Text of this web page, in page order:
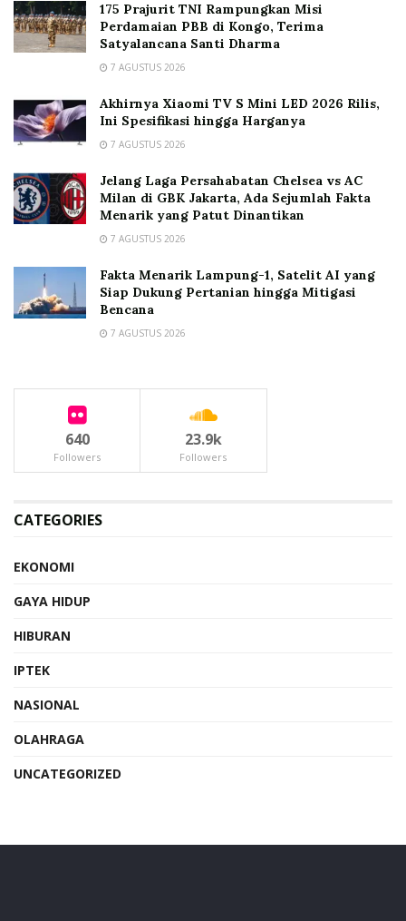
175 Prajurit TNI Rampungkan Misi
Perdamaian PBB di Kongo, Terima
Satyalancana Santi Dharma
7 AGUSTUS 2026
Akhirnya Xiaomi TV S Mini LED 2026 Rilis,
Ini Spesifikasi hingga Harganya
7 AGUSTUS 2026
Jelang Laga Persahabatan Chelsea vs AC
Milan di GBK Jakarta, Ada Sejumlah Fakta
Menarik yang Patut Dinantikan
7 AGUSTUS 2026
Fakta Menarik Lampung-1, Satelit AI yang
Siap Dukung Pertanian hingga Mitigasi
Bencana
7 AGUSTUS 2026
640
Followers
23.9k
Followers
CATEGORIES
EKONOMI
GAYA HIDUP
HIBURAN
IPTEK
NASIONAL
OLAHRAGA
UNCATEGORIZED